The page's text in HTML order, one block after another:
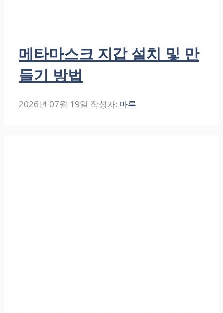
메타마스크 지갑 설치 및 만
들기 방법
2026년 07월 19일 작성자: 마루